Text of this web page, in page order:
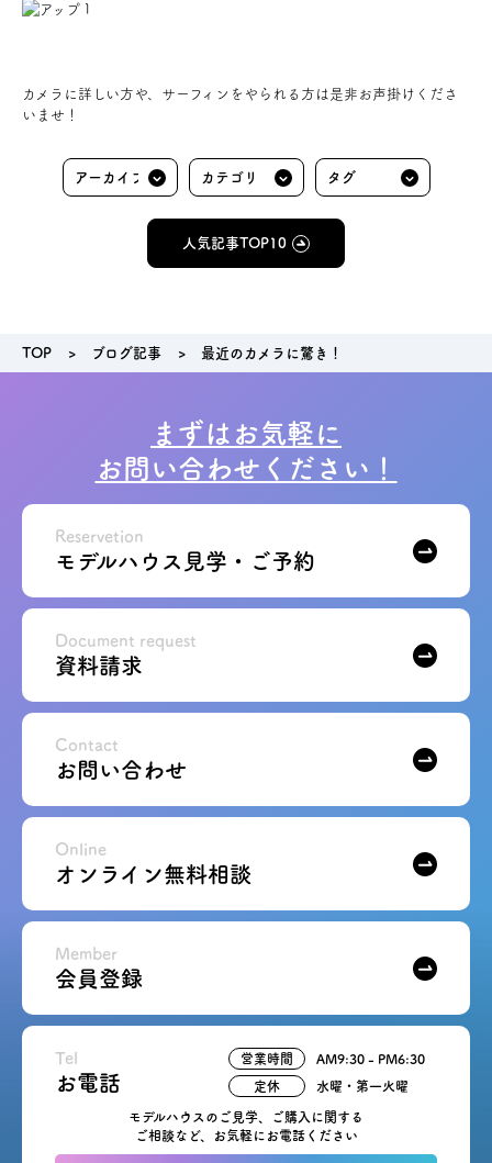
お問い合わせ
会員登録
お電話
営業時間: AM9:30-PM8:00
さいたまスタジオ 0120-757-221
カメラに詳しい方や、サーフィンをやられる方は是非お声掛けくださ
いませ！
人気記事TOP10
TOP ブログ記事 最近のカメラに驚き！
まずはお気軽に
お問い合わせください！
モデルハウス見学・ご予約
Reservetion
資料請求
Document request
お問い合わせ
Contact
オンライン無料相談
Online
会員登録
Member
Tel
お電話
モデルハウスのご見学、ご購入に関する
ご相談など、お気軽にお電話ください
営業時間 AM9:30 - PM6:30
定休 水曜・第一火曜